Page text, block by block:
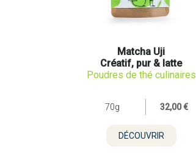
Matcha Uji
Créatif, pur & latte
Poudres de thé culinaires
70g 32,00 €
DÉCOUVRIR